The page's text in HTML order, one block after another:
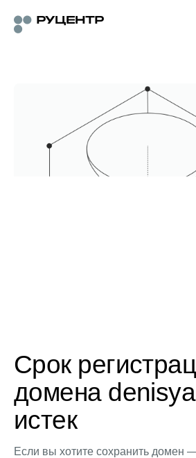
Срок
домена
истек
Если вы хотите сохранить домен